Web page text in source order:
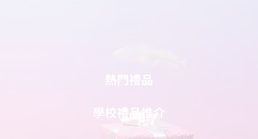
熱門禮品
學校禮品推介